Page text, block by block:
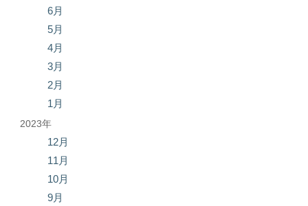
6月
5月
4月
3月
2月
1月
2023年
12月
11月
10月
9月